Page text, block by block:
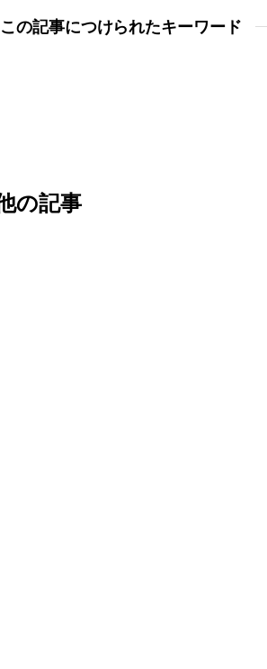
この記事につけられたキーワード
の記事